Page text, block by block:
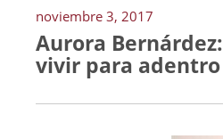
noviembre 3, 2017
Aurora Bernárdez:
vivir para adentro